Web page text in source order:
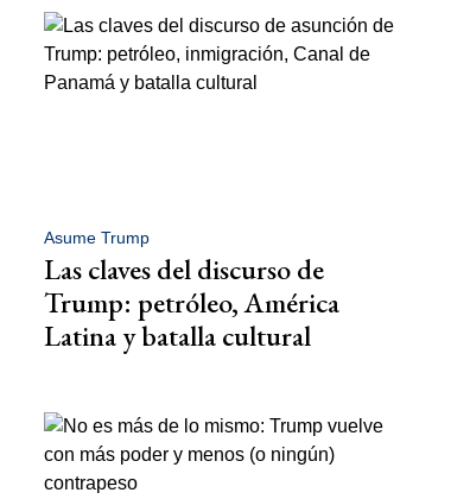
Asume Trump
Las claves del discurso de
Trump: petróleo, América
Latina y batalla cultural